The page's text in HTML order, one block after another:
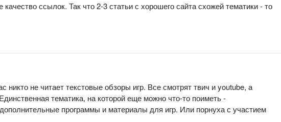
ссылок. Так что 2-3 статьи с хорошего сайта схожей тематики - то
никто не читает текстовые обзоры игр. Все смотрят твич и youtube, а
тематика, на которой еще можно что-то поиметь -
программы и материалы для игр. Или порнуха с участием